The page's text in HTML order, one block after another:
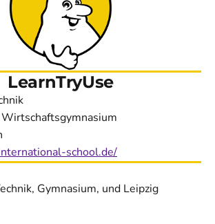
LearnTryUse
school.de/
Gymnasium, und Leipzig